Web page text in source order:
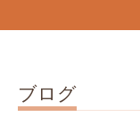
ブログ